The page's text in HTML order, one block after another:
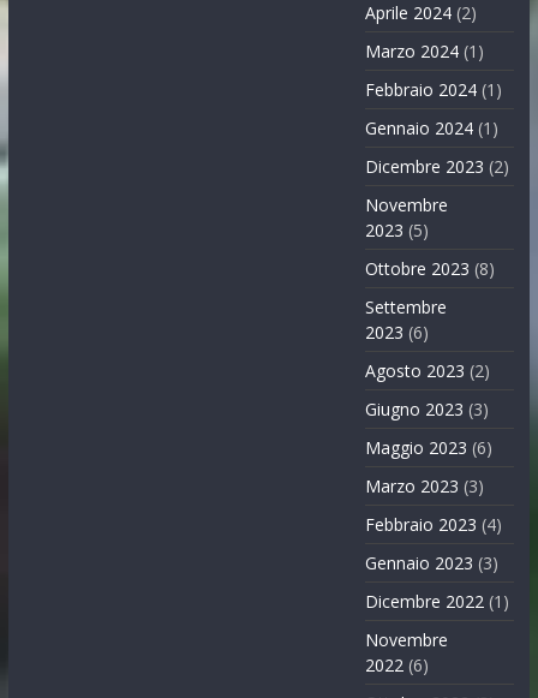
Aprile 2024 (2)
Marzo 2024 (1)
Febbraio 2024 (1)
Gennaio 2024 (1)
Dicembre 2023 (2)
Novembre
2023 (5)
Ottobre 2023 (8)
Settembre
2023 (6)
Agosto 2023 (2)
Giugno 2023 (3)
Maggio 2023 (6)
Marzo 2023 (3)
Febbraio 2023 (4)
Gennaio 2023 (3)
Dicembre 2022 (1)
Novembre
2022 (6)